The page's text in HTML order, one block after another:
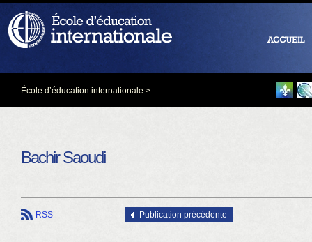
École d’éducation internationale >
Bachir Saoudi
RSS Publication précédente